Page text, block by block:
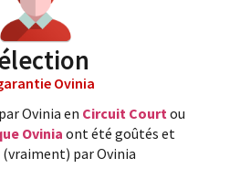
Ovinia
Ovinia en Circuit Court ou
Ovinia ont été goûtés et
par Ovinia